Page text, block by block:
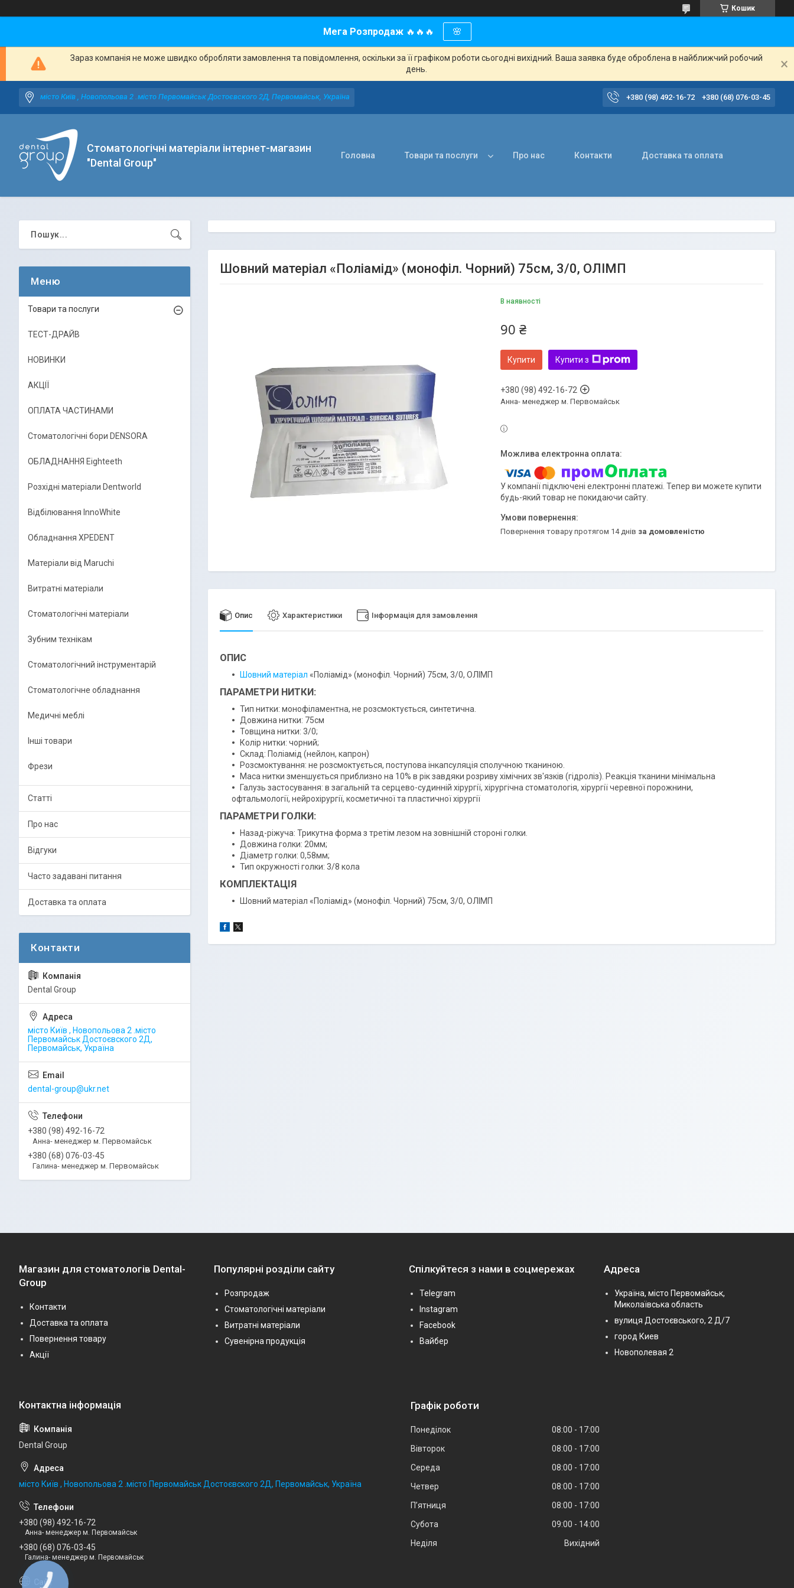
Кошик
Мега Розпродаж 🔥🔥🔥 🌸
Зараз компанія не може швидко обробляти замовлення та повідомлення, оскільки за її графіком роботи сьогодні вихідний. Ваша заявка буде оброблена в найближчий робочий
день.
місто Київ , Новопольова 2 .місто Первомайськ Достоєвского 2Д, Первомайськ, Україна +380 (98) 492-16-72 +380 (68) 076-03-45
Стоматологічні матеріали інтернет-магазин
"Dental Group"
Головна Товари та послуги Про нас Контакти Доставка та оплата
Шовний матеріал «Поліамід» (монофіл. Чорний) 75см, 3/0, ОЛІМП
В наявності
90 ₴
Купити Купити з
+380 (98) 492-16-72
Анна- менеджер м. Первомайськ
У компанії підключені електронні платежі. Тепер ви можете купити
будь-який товар не покидаючи сайту.
повернення товару протягом 14 днів за домовленістю
Опис Характеристики Інформація для замовлення
ОПИС
Шовний матеріал «Поліамід» (монофіл. Чорний) 75см, 3/0, ОЛІМП
ПАРАМЕТРИ НИТКИ:
Тип нитки: монофіламентна, не розсмоктується, синтетична.
Довжина нитки: 75см
Товщина нитки: 3/0;
Колір нитки: чорний;
Склад: Поліамід (нейлон, капрон)
Розсмоктування: не розсмоктується, поступова інкапсуляція сполучною тканиною.
Маса нитки зменшується приблизно на 10% в рік завдяки розриву хімічних зв'язків (гідроліз). Реакція тканини мінімальна
Галузь застосування: в загальній та серцево-судинній хірургії, хірургічна стоматологія, хірургії черевної порожнини,
офтальмології, нейрохірургії, косметичної та пластичної хірургії
ПАРАМЕТРИ ГОЛКИ:
Назад-ріжуча: Трикутна форма з третім лезом на зовнішній стороні голки.
Довжина голки: 20мм;
Діаметр голки: 0,58мм;
Тип окружності голки: 3/8 кола
КОМПЛЕКТАЦІЯ
Шовний матеріал «Поліамід» (монофіл. Чорний) 75см, 3/0, ОЛІМП
Товари та послуги
ТЕСТ-ДРАЙВ
НОВИНКИ
АКЦІЇ
ОПЛАТА ЧАСТИНАМИ
Стоматологічні бори DENSORA
ОБЛАДНАННЯ Eighteeth
Розхідні матеріали Dentworld
Відбілювання InnoWhite
Обладнання XPEDENT
Матеріали від Maruchi
Витратні матеріали
Стоматологічні матеріали
Зубним технікам
Стоматологічний інструментарій
Стоматологічне обладнання
Медичні меблі
Інші товари
Фрези
Статті
Про нас
Відгуки
Часто задавані питання
Доставка та оплата
Dental Group
місто Київ , Новопольова 2 .місто
Первомайськ Достоєвского 2Д,
Первомайськ, Україна
dental-group@ukr.net
+380 (98) 492-16-72
Анна- менеджер м. Первомайськ
+380 (68) 076-03-45
Галина- менеджер м. Первомайськ
Магазин для стоматологів Dental-
Group
Контакти
Доставка та оплата
Повернення товару
Акції
Популярні розділи сайту
Розпродаж
Стоматологічні матеріали
Витратні матеріали
Сувенірна продукція
Спілкуйтеся з нами в соцмережах
Telegram
Instagram
Facebook
Вайбер
Адреса
Україна, місто Первомайськ,
Миколаївська область
вулиця Достоєвського, 2 Д/7
город Киев
Новополевая 2
Dental Group
місто Київ , Новопольова 2 .місто Первомайськ Достоєвского 2Д, Первомайськ, Україна
+380 (98) 492-16-72
Анна- менеджер м. Первомайськ
+380 (68) 076-03-45
Галина- менеджер м. Первомайськ
Графік роботи
Понеділок 08:00
17:00
Вівторок
08:00
17:00
Середа
08:00
17:00
Четвер
08:00
17:00
Пʼятниця
08:00
17:00
Субота
09:00
14:00
Неділя
Вихідний